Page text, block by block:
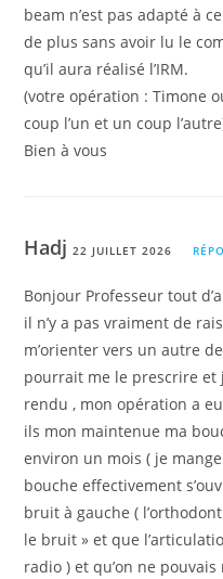
beam n’est pas adapté à
de plus sans avoir lu le
qu’il aura réalisé l’IRM.
(votre opération : Timone
coup l’un et un coup
Bien à vous
Hadj22 JUILLET 2026
Bonjour Professeur tout
il n’y a pas vraiment de
m’orienter vers un autre
pourrait me le prescrire et
rendu , mon opération a
ils mon maintenue ma
environ un mois ( je
bouche effectivement
bruit à gauche (
le bruit » et que
radio ) et qu’on ne